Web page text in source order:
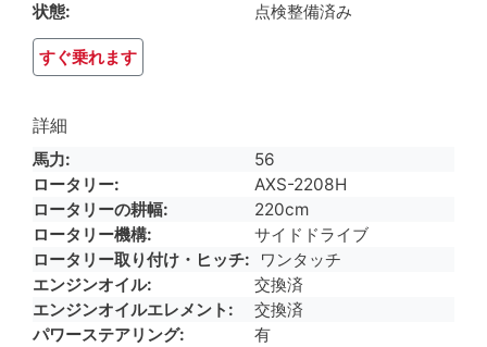
状態
点検整備済み
すぐ乗れます
詳細
馬力
56
ロータリー
AXS-2208H
ロータリーの耕幅
220cm
ロータリー機構
サイドドライブ
ロータリー取り付け・ヒッチ
ワンタッチ
エンジンオイル
交換済
エンジンオイルエレメント
交換済
パワーステアリング
有